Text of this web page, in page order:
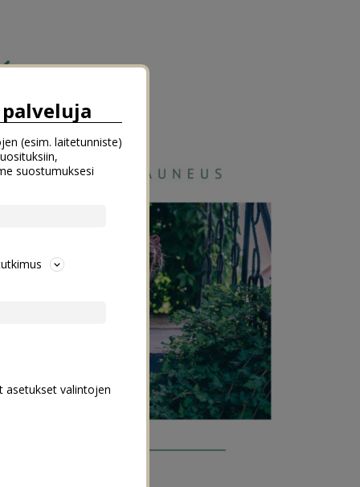
(esim. laitetunniste)
suostumuksesi
asetukset valintojen